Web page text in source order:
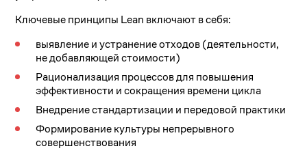
Ключевые принципы Lean включают в себя:
выявление и устранение отходов (деятельности,
не добавляющей стоимости)
Рационализация процессов для повышения
эффективности и сокращения времени цикла
Внедрение стандартизации и передовой практики
Формирование культуры непрерывного
совершенствования